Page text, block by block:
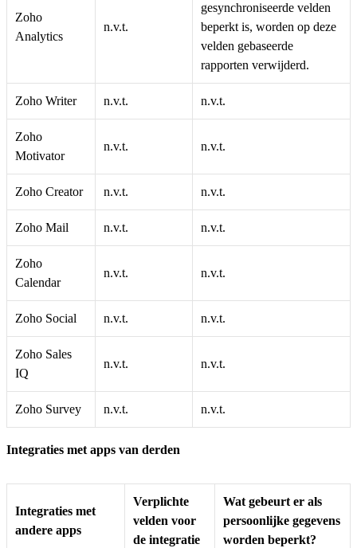
Zoho
Analytics
n.v.t.
gesynchroniseerde velden
beperkt is, worden op deze
velden gebaseerde
rapporten verwijderd.
Zoho Writer n.v.t. n.v.t.
Zoho
Motivator
n.v.t. n.v.t.
Zoho Creator n.v.t. n.v.t.
Zoho Mail n.v.t. n.v.t.
Zoho
Calendar
n.v.t. n.v.t.
Zoho Social n.v.t. n.v.t.
Zoho Sales
IQ
n.v.t. n.v.t.
Zoho Survey n.v.t. n.v.t.
Integraties met apps van derden
Integraties met
andere apps
Verplichte
velden voor
de integratie
Wat gebeurt er als
persoonlijke gegevens
worden beperkt?